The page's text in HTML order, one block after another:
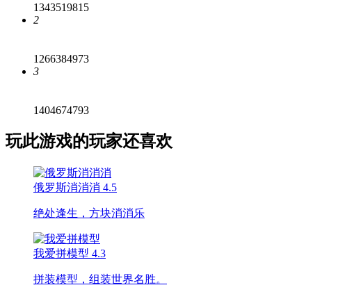
1343519815
2
1266384973
3
1404674793
玩此游戏的玩家还喜欢
俄罗斯消消消 4.5
绝处逢生，方块消消乐
我爱拼模型 4.3
拼装模型，组装世界名胜。